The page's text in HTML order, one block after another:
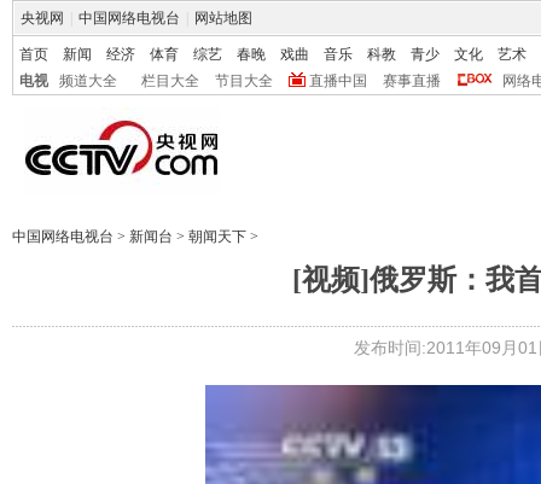
央视网 中国网络电视台 网站地图
首页 新闻 经济 体育 综艺 春晚 戏曲 音乐 科教 青少 文化
艺术
电视
频道大全 栏目大全 节目大全 直播中国 赛事直播 网络
中国网络电视台 > 新闻台 > 朝闻天下 >
[视频]俄罗斯：我
发布时间:2011年09月